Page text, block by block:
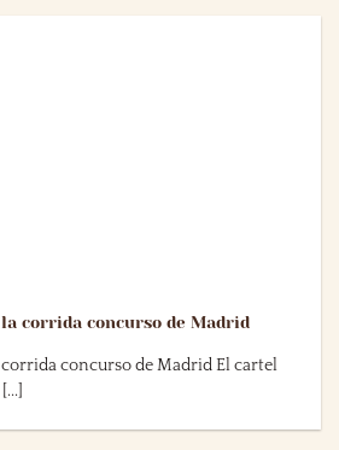
corrida concurso de Madrid
concurso de Madrid El cartel